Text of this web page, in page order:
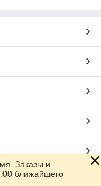
Заказы и
ближайшего